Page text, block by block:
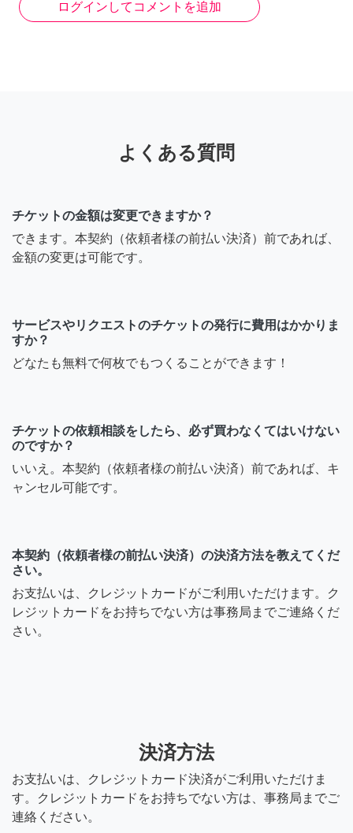
ログインしてコメントを追加
よくある質問
チケットの金額は変更できますか？
できます。本契約（依頼者様の前払い決済）前であれば、
金額の変更は可能です。
サービスやリクエストのチケットの発行に費用はかかりま
すか？
どなたも無料で何枚でもつくることができます！
チケットの依頼相談をしたら、必ず買わなくてはいけない
のですか？
いいえ。本契約（依頼者様の前払い決済）前であれば、キ
ャンセル可能です。
本契約（依頼者様の前払い決済）の決済方法を教えてくだ
さい。
お支払いは、クレジットカードがご利用いただけます。ク
レジットカードをお持ちでない方は事務局までご連絡くだ
さい。
決済方法
お支払いは、クレジットカード決済がご利用いただけま
す。クレジットカードをお持ちでない方は、事務局までご
連絡ください。